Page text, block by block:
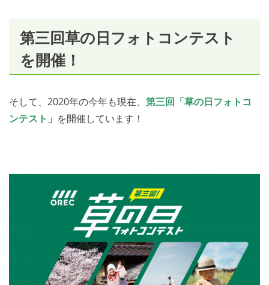
第三回草の日フォトコンテスト
を開催！
そして、2020年の今年も現在、 第三回「草の日フォトコ
ンテスト」 を開催しています！